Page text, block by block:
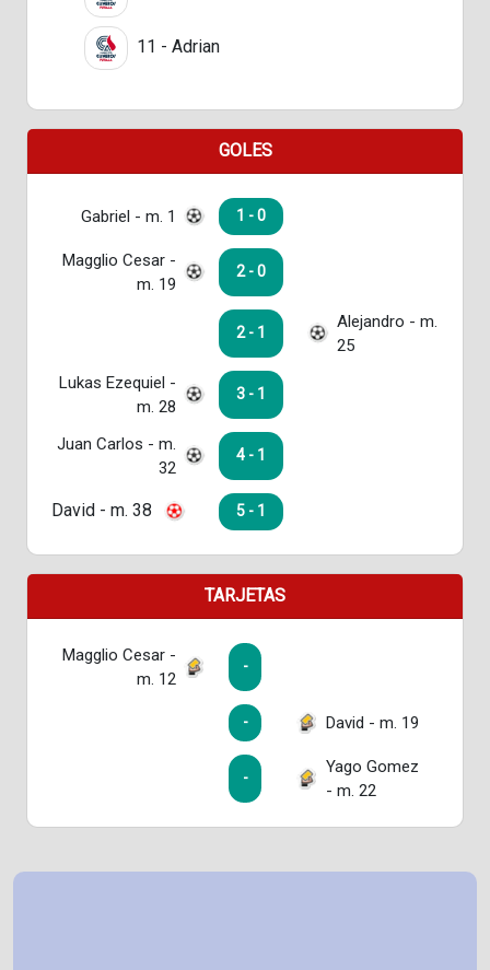
11 - Adrian
GOLES
Gabriel - m. 1 1 - 0
Magglio Cesar -
m. 19
2 - 0
2 - 1
Alejandro - m.
25
Lukas Ezequiel -
m. 28
3 - 1
Juan Carlos - m.
32
4 - 1
David - m. 38 5 - 1
TARJETAS
Magglio Cesar -
m. 12
-
- David - m. 19
-
Yago Gomez
- m. 22